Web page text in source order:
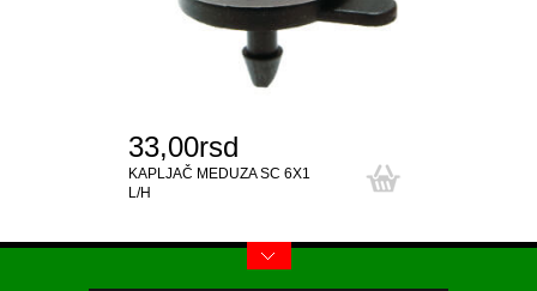
33,00rsd
KAPLJAČ MEDUZA SC 6X1
L/H